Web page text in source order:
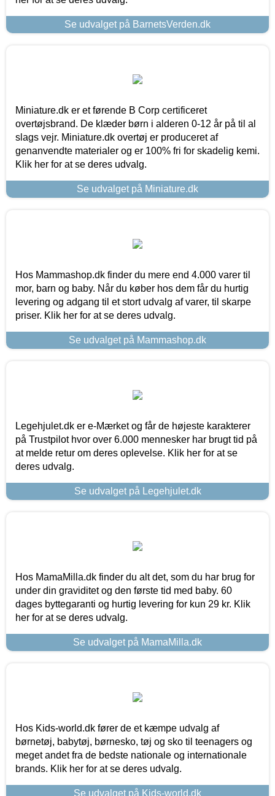
Se udvalget på BarnetsVerden.dk
Miniature.dk er et førende B Corp certificeret
overtøjsbrand. De klæder børn i alderen 0-12 år på til al
slags vejr. Miniature.dk overtøj er produceret af
genanvendte materialer og er 100% fri for skadelig kemi.
Klik her for at se deres udvalg.
Se udvalget på Miniature.dk
Hos Mammashop.dk finder du mere end 4.000 varer til
mor, barn og baby. Når du køber hos dem får du hurtig
levering og adgang til et stort udvalg af varer, til skarpe
priser. Klik her for at se deres udvalg.
Se udvalget på Mammashop.dk
Legehjulet.dk er e-Mærket og får de højeste karakterer
på Trustpilot hvor over 6.000 mennesker har brugt tid på
at melde retur om deres oplevelse. Klik her for at se
deres udvalg.
Se udvalget på Legehjulet.dk
Hos MamaMilla.dk finder du alt det, som du har brug for
under din graviditet og den første tid med baby. 60
dages byttegaranti og hurtig levering for kun 29 kr. Klik
her for at se deres udvalg.
Se udvalget på MamaMilla.dk
Hos Kids-world.dk fører de et kæmpe udvalg af
børnetøj, babytøj, børnesko, tøj og sko til teenagers og
meget andet fra de bedste nationale og internationale
brands. Klik her for at se deres udvalg.
Se udvalget på Kids-world.dk